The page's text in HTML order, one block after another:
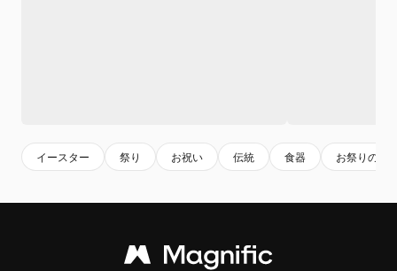
イースター 祭り お祝い 伝統 食器 お祭りの背